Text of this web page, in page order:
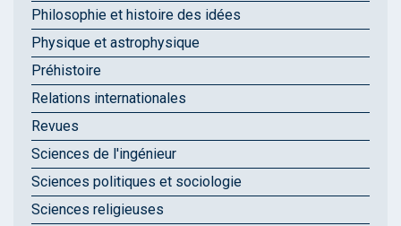
Philosophie et histoire des idées
Physique et astrophysique
Préhistoire
Relations internationales
Revues
Sciences de l'ingénieur
Sciences politiques et sociologie
Sciences religieuses